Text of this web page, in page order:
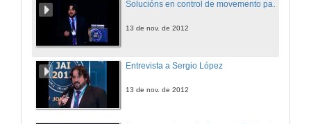
13 de nov. de 2012
Entrevista a Sergio López
13 de nov. de 2012